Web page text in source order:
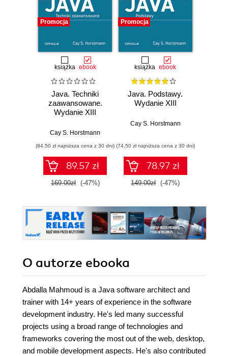
Promocja
książka ebook
Java. Techniki
zaawansowane.
Wydanie XIII
Cay S. Horstmann
(84,50 zł najniższa cena z 30 dni)
89.57 zł
169.00zł (-47%)
Promocja
książka ebook
Java. Podstawy.
Wydanie XIII
Cay S. Horstmann
(74,50 zł najniższa cena z 30 dni)
78.97 zł
149.00zł (-47%)
O autorze ebooka
Abdalla Mahmoud is a Java software architect and
trainer with 14+ years of experience in the software
development industry. He's led many successful
projects using a broad range of technologies and
frameworks covering the most out of the web, desktop,
and mobile development aspects. He's also contributed